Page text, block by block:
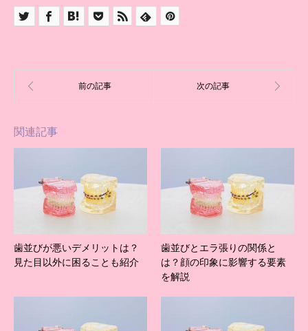
関連記事
歯並びが悪いデメリットは？
見た目以外に困ることも紹介
歯並びとエラ張りの関係と
は？顔の印象に影響する要素
を解説